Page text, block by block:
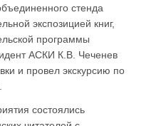
стенда
экспозицией книг,
программы
АСКИ К.В. Чеченев
и провел экскурсию по
состоялись